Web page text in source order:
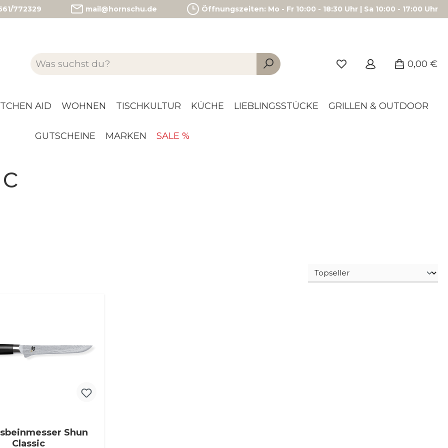
772329 mail@hornschu.de Öffnungszeiten: Mo - Fr 10:00 - 18:30 Uhr | Sa 10:00 - 17:00 Uhr
0,00 €
AID WOHNEN TISCHKULTUR KÜCHE LIEBLINGSSTÜCKE GRILLEN & OUTDOOR
GUTSCHEINE MARKEN SALE %
Shun
Classic